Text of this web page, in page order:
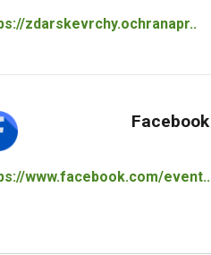
zdarskevrchy.ochranapr..
Facebook
www.facebook.com/event..